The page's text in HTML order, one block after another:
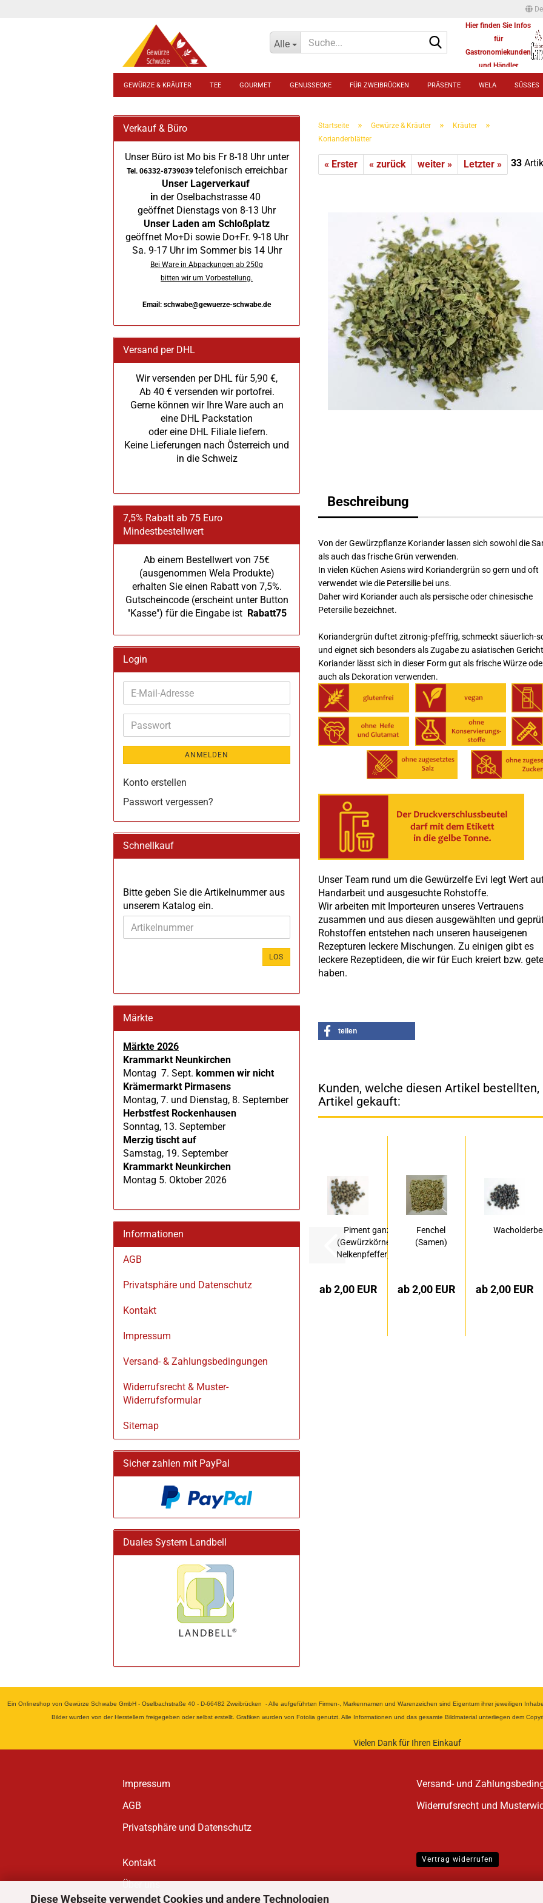
Diese Webseite verwendet Cookies und andere Technologien
Alle
Hier finden Sie Infos
für
Gastronomiekunden
und Händler
GEWÜRZE & KRÄUTER TEE GOURMET GENUSSECKE FÜR ZWEIBRÜCKEN PRÄSENTE WELA SÜSSES
Startseite » Gewürze & Kräuter » Kräuter »
Korianderblätter
« Erster « zurück weiter » Letzter » 33
Beschreibung
Von der Gewürzpflanze Koriander lassen sich sowohl die
als auch das frische Grün verwenden.
In vielen Küchen Asiens wird Koriandergrün so gern und oft
verwendet wie die Petersilie bei uns.
Daher wird Koriander auch als persische oder chinesische
Petersilie bezeichnet.
Koriandergrün duftet zitronig-pfeffrig, schmeckt säuerlich-
und eignet sich besonders als Zugabe zu asiatischen
Koriander lässt sich in dieser Form gut als frische Würze
auch als Dekoration verwenden.
Unser Team rund um die Gewürzelfe Evi legt Wert
Handarbeit und ausgesuchte Rohstoffe.
Wir arbeiten mit Importeuren unseres Vertrauens
zusammen und aus diesen ausgewählten und
Rohstoffen entstehen nach unseren hauseigenen
Rezepturen leckere Mischungen. Zu einigen gibt es
leckere Rezeptideen, die wir für Euch kreiert bzw.
haben.
teilen
Kunden, welche diesen Artikel
Artikel gekauft:
Piment ganz
(Gewürzkörner ,
Nelkenpfeffer)...
ab 2,00 EUR
Fenchel
(Samen)
ab 2,00 EUR ab 2,00 EUR
Verkauf & Büro
Unser Büro ist Mo bis Fr 8-18 Uhr unter
Tel. 06332-8739039 telefonisch erreichbar
Unser Lagerverkauf
in der Oselbachstrasse 40
geöffnet Dienstags von 8-13 Uhr
Unser Laden am Schloßplatz
geöffnet Mo+Di sowie Do+Fr. 9-18 Uhr
Sa. 9-17 Uhr im Sommer bis 14 Uhr
Bei Ware in Abpackungen ab 250g
bitten wir um Vorbestellung.
Email: schwabe@gewuerze-schwabe.de
Versand per DHL
Wir versenden per DHL für 5,90 €,
Ab 40 € versenden wir portofrei.
Gerne können wir Ihre Ware auch an
eine DHL Packstation
oder eine DHL Filiale liefern.
Keine Lieferungen nach Österreich und
in die Schweiz
7,5% Rabatt ab 75 Euro
Mindestbestellwert
Ab einem Bestellwert von 75€
(ausgenommen Wela Produkte)
erhalten Sie einen Rabatt von 7,5%.
Gutscheincode (erscheint unter Button
"Kasse") für die Eingabe ist Rabatt75
Login
E-
Mail-
Adresse
Passwort
ANMELDEN
Konto erstellen
Passwort vergessen?
Schnellkauf
BITTE
GEBEN
SIE
DIE
Bitte geben Sie die Artikelnummer aus
unserem Katalog ein.
LOS
Märkte
Märkte 2026
Krammarkt Neunkirchen
Montag 7. Sept. kommen wir nicht
Krämermarkt Pirmasens
Montag, 7. und Dienstag, 8. September
Herbstfest Rockenhausen
Sonntag, 13. September
Merzig tischt auf
Samstag, 19. September
Krammarkt Neunkirchen
Montag 5. Oktober 2026
Informationen
AGB
Privatsphäre und Datenschutz
Kontakt
Impressum
Versand- & Zahlungsbedingungen
Widerrufsrecht & Muster-
Widerrufsformular
Sitemap
Sicher zahlen mit PayPal
Duales System Landbell
Ein Onlineshop von Gewürze Schwabe GmbH - Oselbachstraße 40 - D-66482 Zweibrücken - Alle aufgeführten Firmen-, Markennamen und Warenzeichen sind Eigentum ihrer jeweiligen
Bilder wurden von der Herstellern freigegeben oder selbst erstellt. Grafiken wurden von Fotolia genutzt. Alle Informationen und das gesamte Bildmaterial unterliegen dem
Vielen Dank für Ihren Einkauf
Impressum
AGB
Privatsphäre und Datenschutz
Versand- und
Widerrufsrecht und
Kontakt
Über uns
Vertrag widerrufen